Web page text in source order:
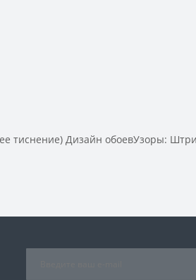
Дизайн обоевУзоры: